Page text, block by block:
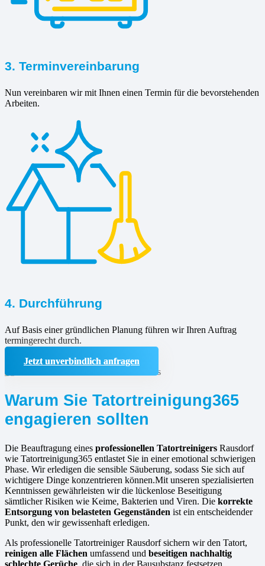
3. Terminvereinbarung
Nun vereinbaren wir mit Ihnen einen Termin für die bevorstehenden
Arbeiten.
4. Durchführung
Auf Basis einer gründlichen Planung führen wir Ihren Auftrag
termingerecht durch.
Jetzt unverbindlich anfragen
Warum Sie Tatortreinigung365
engagieren sollten
Die Beauftragung eines professionellen Tatortreinigers Rausdorf
wie Tatortreinigung365 entlastet Sie in einer emotional schwierigen
Phase. Wir erledigen die sensible Säuberung, sodass Sie sich auf
wichtigere Dinge konzentrieren können.Mit unseren spezialisierten
Kenntnissen gewährleisten wir die lückenlose Beseitigung
sämtlicher Risiken wie Keime, Bakterien und Viren. Die korrekte
Entsorgung von belasteten Gegenständen ist ein entscheidender
Punkt, den wir gewissenhaft erledigen.
Als professionelle Tatortreiniger Rausdorf sichern wir den Tatort,
reinigen alle Flächen umfassend und beseitigen nachhaltig
schlechte Gerüche , die sich in der Bausubstanz festsetzen